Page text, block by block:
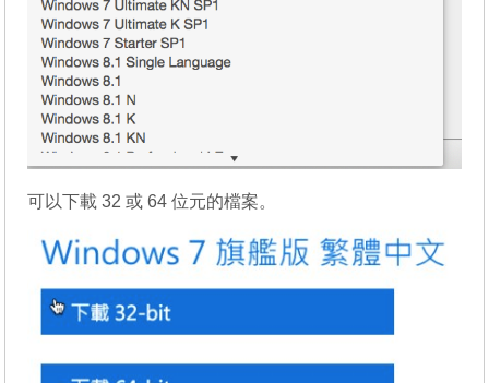
可以下載 32 或 64 位元的檔案。